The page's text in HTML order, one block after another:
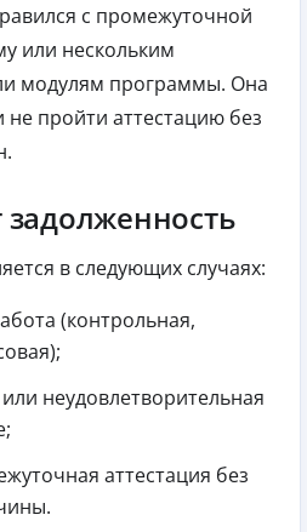
с промежуточной
или нескольким
модулям программы. Она
не пройти аттестацию без
задолженность
в следующих случаях:
(контрольная,
неудовлетворительная
аттестация без